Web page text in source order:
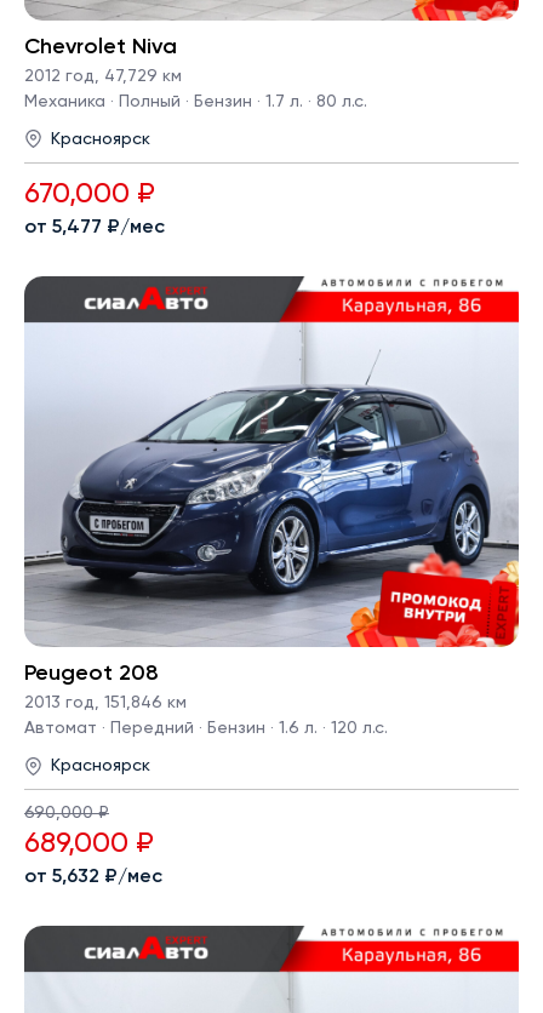
Chevrolet Niva
2012 год, 47,729 км
Механика · Полный · Бензин · 1.7 л. · 80 л.с.
Красноярск
670,000 ₽
от 5,477 ₽/мес
Peugeot 208
2013 год, 151,846 км
Автомат · Передний · Бензин · 1.6 л. · 120 л.с.
Красноярск
690,000 ₽
689,000 ₽
от 5,632 ₽/мес